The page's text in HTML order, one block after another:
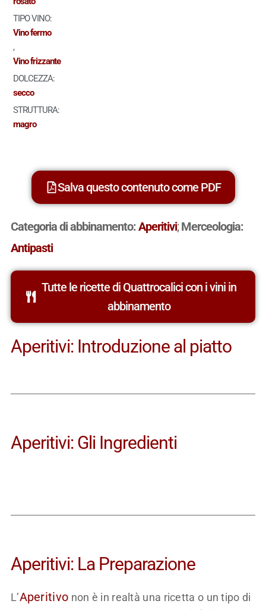
TIPO VINO:
Vino fermo
,
Vino frizzante
DOLCEZZA:
secco
STRUTTURA:
magro
Salva questo contenuto come PDF
Categoria di abbinamento:Aperitivi;Merceologia:
Antipasti
Tutte le ricette di Quattrocalici con i vini in
abbinamento
Aperitivi: Introduzione al piatto
Aperitivi: Gli Ingredienti
Aperitivi: La Preparazione
L’Aperitivo non è in realtà una ricetta o un tipo di